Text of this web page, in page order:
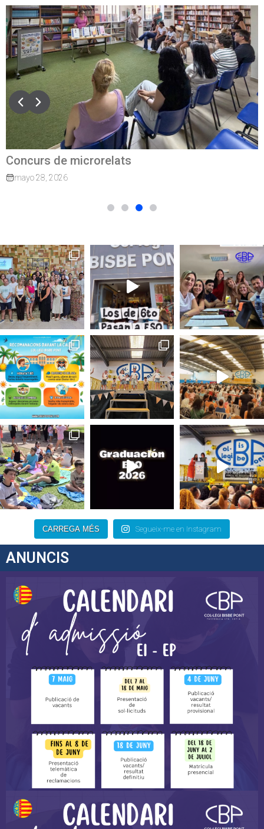
Concurs de microrelats
mayo 28, 2026
CARREGA MÉS Segueix-me en Instagram
ANUNCIS